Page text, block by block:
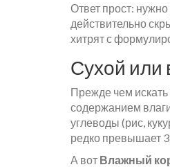
Ответ прост:
действительно
хитрят с
Сухой или
Прежде чем
содержанием
углеводы (рис,
редко превышает
А вот Влажный